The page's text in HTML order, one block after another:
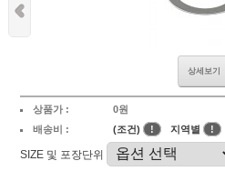
상세보기
상품가 :
0원
배송비 :
(조건) ! 지역별 !
SIZE 및 포장단위